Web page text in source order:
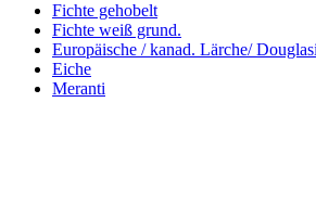
Fichte gehobelt
Fichte weiß grund.
Europäische / kanad. Lärche/
Eiche
Meranti